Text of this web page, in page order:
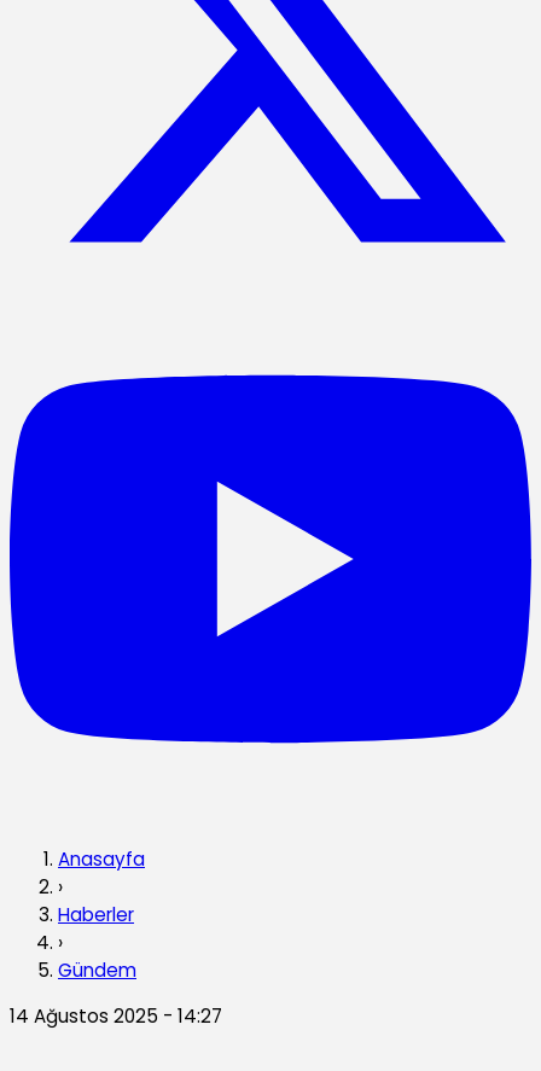
Anasayfa
›
Haberler
›
Gündem
14 Ağustos 2025 - 14:27